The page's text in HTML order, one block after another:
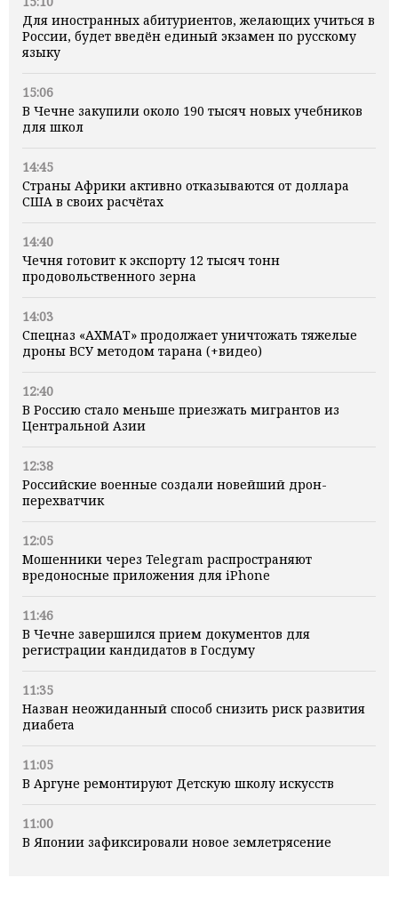
Для иностранных абитуриентов, желающих учиться в
России, будет введён единый экзамен по русскому
языку
15:06
В Чечне закупили около 190 тысяч новых учебников
для школ
14:45
Страны Африки активно отказываются от доллара
США в своих расчётах
14:40
Чечня готовит к экспорту 12 тысяч тонн
продовольственного зерна
14:03
Спецназ «АХМАТ» продолжает уничтожать тяжелые
дроны ВСУ методом тарана (+видео)
12:40
В Россию стало меньше приезжать мигрантов из
Центральной Азии
12:38
Российские военные создали новейший дрон-
перехватчик
12:05
Мошенники через Telegram распространяют
вредоносные приложения для iPhone
11:46
В Чечне завершился прием документов для
регистрации кандидатов в Госдуму
11:35
Назван неожиданный способ снизить риск развития
диабета
11:05
В Аргуне ремонтируют Детскую школу искусств
11:00
В Японии зафиксировали новое землетрясение